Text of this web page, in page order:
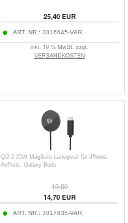
25,40EUR
ART. NR.: 3016645-VAR
inkl. 19 % MwSt. zzgl.
VERSANDKOSTEN
Qi2.2 25W MagSafe-Ladegerät für iPhone,
AirPods, Galaxy Buds
19,00
14,70EUR
ART. NR.: 3017835-VAR